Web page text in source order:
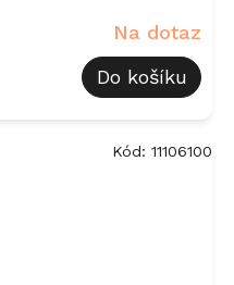
Na dotaz
Do košíku
Kód: 11106100